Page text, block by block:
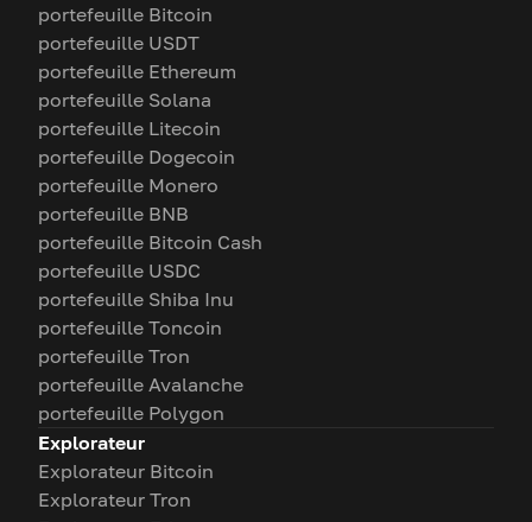
portefeuille Bitcoin
portefeuille USDT
portefeuille Ethereum
portefeuille Solana
portefeuille Litecoin
portefeuille Dogecoin
portefeuille Monero
portefeuille BNB
portefeuille Bitcoin Cash
portefeuille USDC
portefeuille Shiba Inu
portefeuille Toncoin
portefeuille Tron
portefeuille Avalanche
portefeuille Polygon
Explorateur
Explorateur Bitcoin
Explorateur Tron